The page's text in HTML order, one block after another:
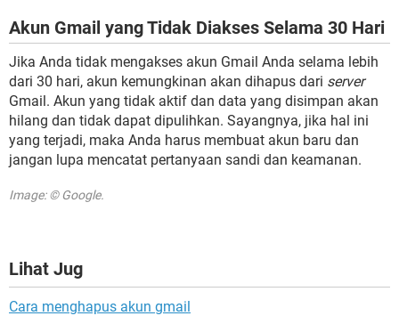
Akun Gmail yang Tidak Diakses Selama 30 Hari
Jika Anda tidak mengakses akun Gmail Anda selama lebih
dari 30 hari, akun kemungkinan akan dihapus dari server
Gmail. Akun yang tidak aktif dan data yang disimpan akan
hilang dan tidak dapat dipulihkan. Sayangnya, jika hal ini
yang terjadi, maka Anda harus membuat akun baru dan
jangan lupa mencatat pertanyaan sandi dan keamanan.
Image: © Google.
Lihat Jug
Cara menghapus akun gmail